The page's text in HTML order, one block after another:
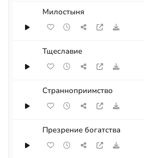
Милостыня
Тщеславие
Странноприимство
Презрение богатства